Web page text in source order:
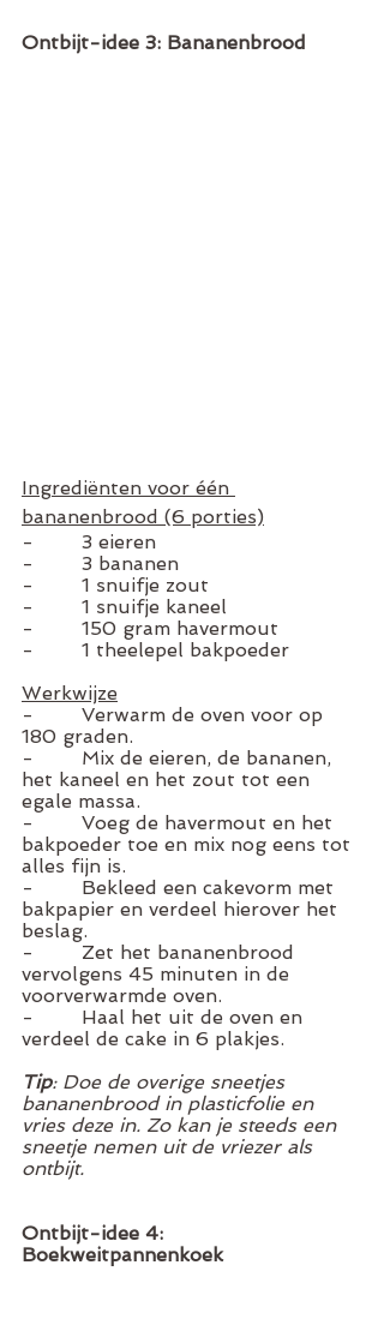
Ontbijt-idee 3: Bananenbrood
Ingrediënten voor één
bananenbrood (6 porties)
-        3 eieren
-        3 bananen
-        1 snuifje zout
-        1 snuifje kaneel
-        150 gram havermout
-        1 theelepel bakpoeder
Werkwijze
-        Verwarm de oven voor op
180 graden.
-        Mix de eieren, de bananen,
het kaneel en het zout tot een
egale massa.
-        Voeg de havermout en het
bakpoeder toe en mix nog eens tot
alles fijn is.
-        Bekleed een cakevorm met
bakpapier en verdeel hierover het
beslag.
-        Zet het bananenbrood
vervolgens 45 minuten in de
voorverwarmde oven.
-        Haal het uit de oven en
verdeel de cake in 6 plakjes.
Tip: Doe de overige sneetjes
bananenbrood in plasticfolie en
vries deze in. Zo kan je steeds een
sneetje nemen uit de vriezer als
ontbijt.
Ontbijt-idee 4:
Boekweitpannenkoek